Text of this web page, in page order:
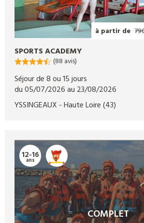
à partir de
SPORTS ACADEMY
(88 avis)
Séjour de 8 ou 15 jours
du 05/07/2026 au 23/08/2026
YSSINGEAUX - Haute Loire(43)
COMPLET
12-16
ans